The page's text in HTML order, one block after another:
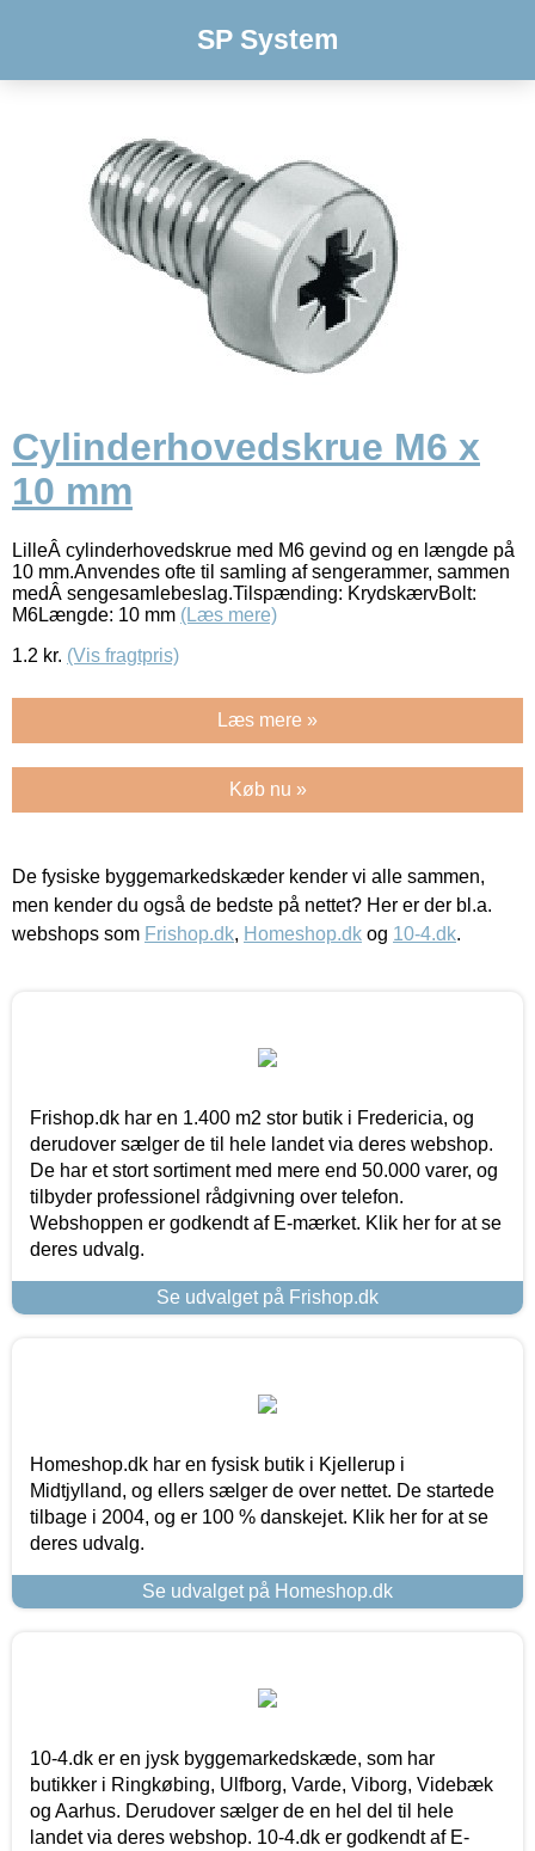
SP System
Cylinderhovedskrue M6 x
10 mm
LilleÂ cylinderhovedskrue med M6 gevind og en længde på
10 mm.Anvendes ofte til samling af sengerammer, sammen
medÂ sengesamlebeslag.Tilspænding: KrydskærvBolt:
M6Længde: 10 mm (Læs mere)
1.2 kr. (Vis fragtpris)
Læs mere »
Køb nu »
De fysiske byggemarkedskæder kender vi alle sammen,
men kender du også de bedste på nettet? Her er der bl.a.
webshops som Frishop.dk, Homeshop.dk og 10-4.dk.
Frishop.dk har en 1.400 m2 stor butik i Fredericia, og
derudover sælger de til hele landet via deres webshop.
De har et stort sortiment med mere end 50.000 varer, og
tilbyder professionel rådgivning over telefon.
Webshoppen er godkendt af E-mærket. Klik her for at se
deres udvalg.
Se udvalget på Frishop.dk
Homeshop.dk har en fysisk butik i Kjellerup i
Midtjylland, og ellers sælger de over nettet. De startede
tilbage i 2004, og er 100 % danskejet. Klik her for at se
deres udvalg.
Se udvalget på Homeshop.dk
10-4.dk er en jysk byggemarkedskæde, som har
butikker i Ringkøbing, Ulfborg, Varde, Viborg, Videbæk
og Aarhus. Derudover sælger de en hel del til hele
landet via deres webshop. 10-4.dk er godkendt af E-